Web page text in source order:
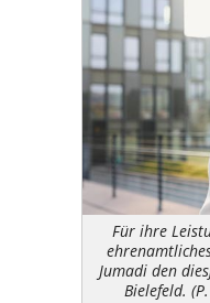
Für ihre
Jumadi den
Bielefeld.